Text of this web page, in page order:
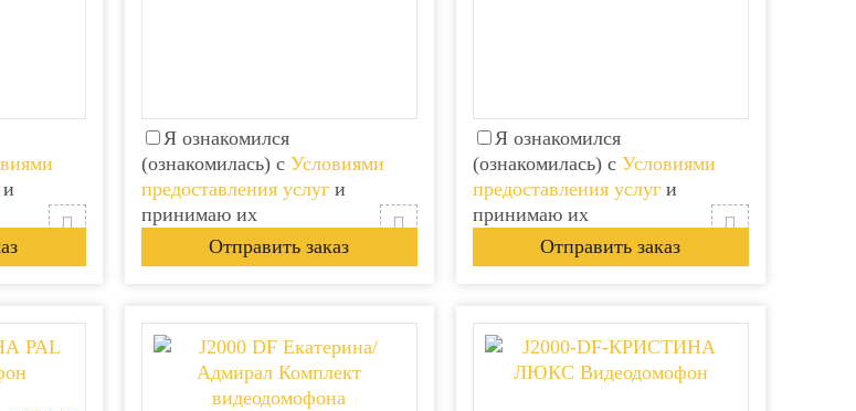
и
Я ознакомился
(ознакомилась) с Условиями
предоставления услуги
принимаю их
Я ознакомился
(ознакомилась) с Условиями
предоставления услуги
принимаю их